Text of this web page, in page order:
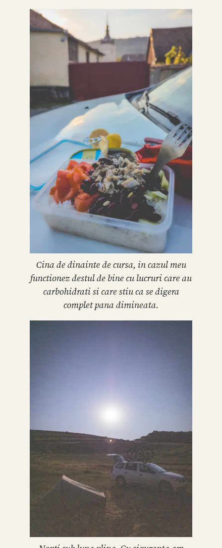
Cina de dinainte de cursa, in cazul meu
functionez destul de bine cu lucruri care au
carbohidrati si care stiu ca se digera
complet pana dimineata.